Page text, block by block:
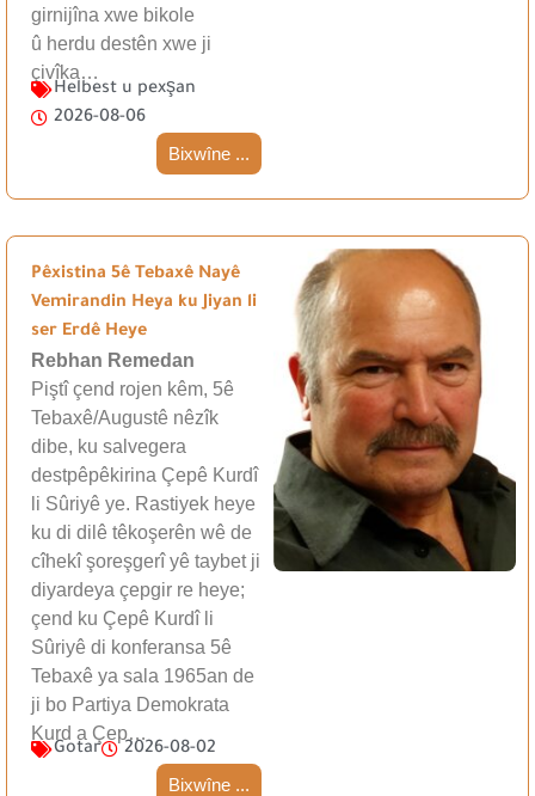
girnijîna xwe bikole
û herdu destên xwe ji
çivîka…
Helbest u pexşan
2026-08-06
Bixwîne ...
Pêxistina 5ê Tebaxê Nayê
Vemirandin Heya ku Jiyan li
ser Erdê Heye
Rebhan Remedan
Piştî çend rojen kêm, 5ê
Tebaxê/Augustê nêzîk
dibe, ku salvegera
destpêpêkirina Çepê Kurdî
li Sûriyê ye. Rastiyek heye
ku di dilê têkoşerên wê de
cîhekî şoreşgerî yê taybet ji
diyardeya çepgir re heye;
çend ku Çepê Kurdî li
Sûriyê di konferansa 5ê
Tebaxê ya sala 1965an de
ji bo Partiya Demokrata
Kurd a Çep…
Gotar 2026-08-02
Bixwîne ...